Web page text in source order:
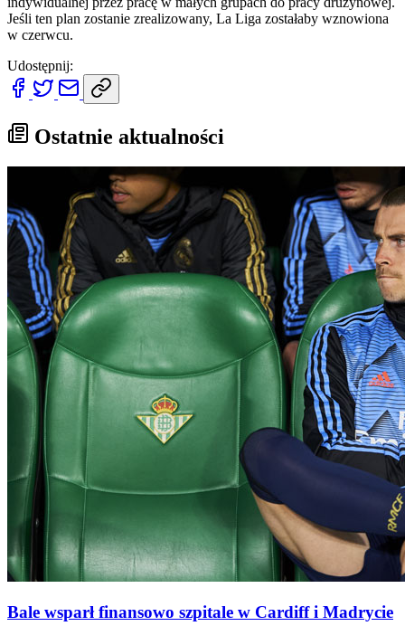
Jeśli ten plan zostanie zrealizowany, La Liga zostałaby wznowiona
w czerwcu.
Udostępnij:
Ostatnie aktualności
Bale wsparł finansowo szpitale w Cardiff i Madrycie